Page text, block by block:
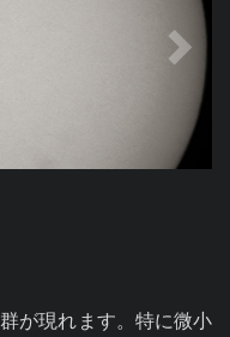
が現れます。特に微小